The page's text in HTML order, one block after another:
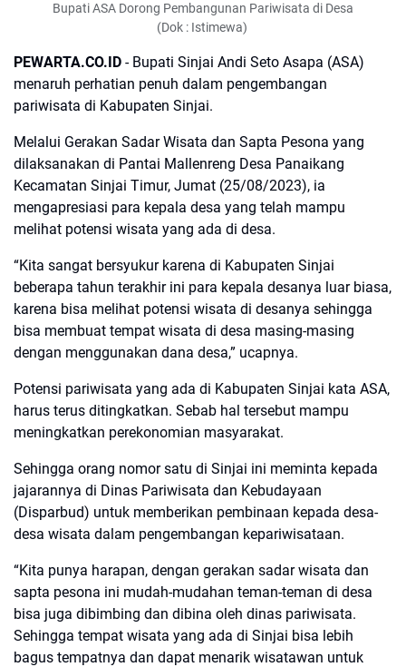
Bupati ASA Dorong Pembangunan Pariwisata di Desa
(Dok : Istimewa)
PEWARTA.CO.ID - Bupati Sinjai Andi Seto Asapa (ASA)
menaruh perhatian penuh dalam pengembangan
pariwisata di Kabupaten Sinjai.
Melalui Gerakan Sadar Wisata dan Sapta Pesona yang
dilaksanakan di Pantai Mallenreng Desa Panaikang
Kecamatan Sinjai Timur, Jumat (25/08/2023), ia
mengapresiasi para kepala desa yang telah mampu
melihat potensi wisata yang ada di desa.
“Kita sangat bersyukur karena di Kabupaten Sinjai
beberapa tahun terakhir ini para kepala desanya luar biasa,
karena bisa melihat potensi wisata di desanya sehingga
bisa membuat tempat wisata di desa masing-masing
dengan menggunakan dana desa,” ucapnya.
Potensi pariwisata yang ada di Kabupaten Sinjai kata ASA,
harus terus ditingkatkan. Sebab hal tersebut mampu
meningkatkan perekonomian masyarakat.
Sehingga orang nomor satu di Sinjai ini meminta kepada
jajarannya di Dinas Pariwisata dan Kebudayaan
(Disparbud) untuk memberikan pembinaan kepada desa-
desa wisata dalam pengembangan kepariwisataan.
“Kita punya harapan, dengan gerakan sadar wisata dan
sapta pesona ini mudah-mudahan teman-teman di desa
bisa juga dibimbing dan dibina oleh dinas pariwisata.
Sehingga tempat wisata yang ada di Sinjai bisa lebih
bagus tempatnya dan dapat menarik wisatawan untuk